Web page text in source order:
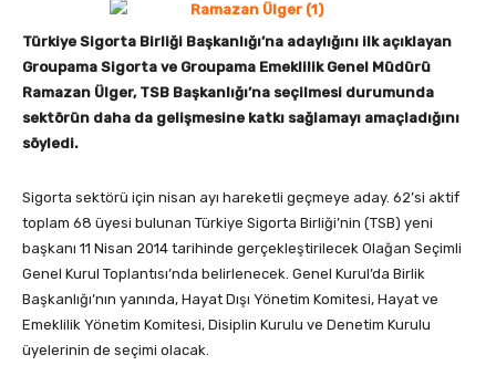
Türkiye Sigorta Birliği Başkanlığı’na adaylığını ilk açıklayan
Groupama Sigorta ve Groupama Emeklilik Genel Müdürü
Ramazan Ülger, TSB Başkanlığı’na seçilmesi durumunda
sektörün daha da gelişmesine katkı sağlamayı amaçladığını
söyledi.
Sigorta sektörü için nisan ayı hareketli geçmeye aday. 62’si aktif
toplam 68 üyesi bulunan Türkiye Sigorta Birliği’nin (TSB) yeni
başkanı 11 Nisan 2014 tarihinde gerçekleştirilecek Olağan Seçimli
Genel Kurul Toplantısı’nda belirlenecek. Genel Kurul’da Birlik
Başkanlığı’nın yanında, Hayat Dışı Yönetim Komitesi, Hayat ve
Emeklilik Yönetim Komitesi, Disiplin Kurulu ve Denetim Kurulu
üyelerinin de seçimi olacak.